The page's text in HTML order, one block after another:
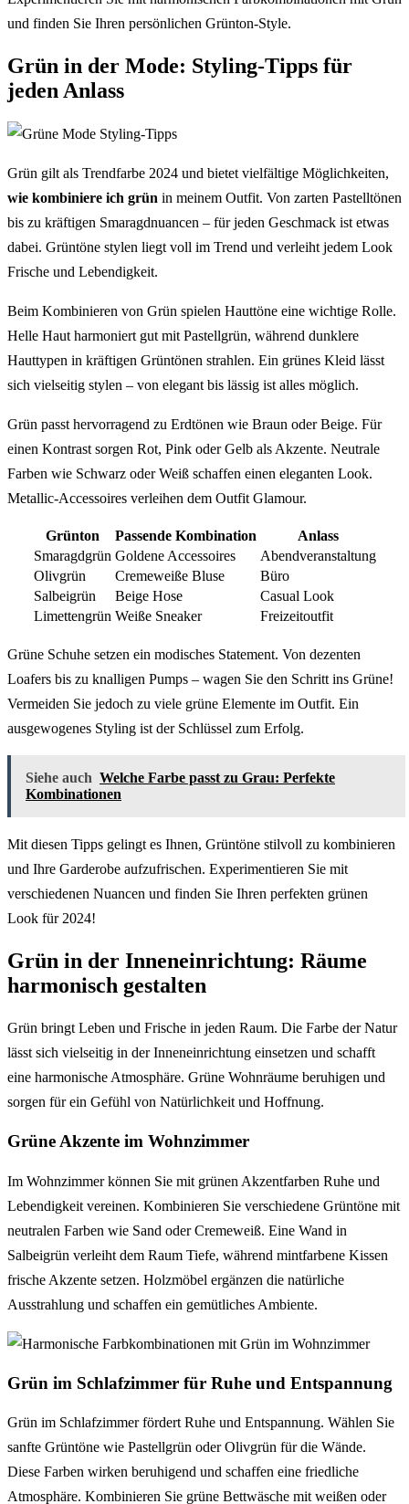
und finden Sie Ihren persönlichen Grünton-Style.
Grün in der Mode: Styling-Tipps für
jeden Anlass
Grün gilt als Trendfarbe 2024 und bietet vielfältige Möglichkeiten,
wie kombiniere ich grün in meinem Outfit. Von zarten Pastelltönen
bis zu kräftigen Smaragdnuancen – für jeden Geschmack ist etwas
dabei. Grüntöne stylen liegt voll im Trend und verleiht jedem Look
Frische und Lebendigkeit.
Beim Kombinieren von Grün spielen Hauttöne eine wichtige Rolle.
Helle Haut harmoniert gut mit Pastellgrün, während dunklere
Hauttypen in kräftigen Grüntönen strahlen. Ein grünes Kleid lässt
sich vielseitig stylen – von elegant bis lässig ist alles möglich.
Grün passt hervorragend zu Erdtönen wie Braun oder Beige. Für
einen Kontrast sorgen Rot, Pink oder Gelb als Akzente. Neutrale
Farben wie Schwarz oder Weiß schaffen einen eleganten Look.
Metallic-Accessoires verleihen dem Outfit Glamour.
Grünton Passende Kombination
Anlass
Smaragdgrün Goldene Accessoires
Abendveranstaltung
Olivgrün
Cremeweiße Bluse
Büro
Salbeigrün
Beige Hose
Casual Look
Limettengrün Weiße Sneaker Freizeitoutfit
Grüne Schuhe setzen ein modisches Statement. Von dezenten
Loafers bis zu knalligen Pumps – wagen Sie den Schritt ins Grüne!
Vermeiden Sie jedoch zu viele grüne Elemente im Outfit. Ein
ausgewogenes Styling ist der Schlüssel zum Erfolg.
Siehe auch Welche Farbe passt zu Grau: Perfekte
Kombinationen
Mit diesen Tipps gelingt es Ihnen, Grüntöne stilvoll zu kombinieren
und Ihre Garderobe aufzufrischen. Experimentieren Sie mit
verschiedenen Nuancen und finden Sie Ihren perfekten grünen
Look für 2024!
Grün in der Inneneinrichtung: Räume
harmonisch gestalten
Grün bringt Leben und Frische in jeden Raum. Die Farbe der Natur
lässt sich vielseitig in der Inneneinrichtung einsetzen und schafft
eine harmonische Atmosphäre. Grüne Wohnräume beruhigen und
sorgen für ein Gefühl von Natürlichkeit und Hoffnung.
Grüne Akzente im Wohnzimmer
Im Wohnzimmer können Sie mit grünen Akzentfarben Ruhe und
Lebendigkeit vereinen. Kombinieren Sie verschiedene Grüntöne mit
neutralen Farben wie Sand oder Cremeweiß. Eine Wand in
Salbeigrün verleiht dem Raum Tiefe, während mintfarbene Kissen
frische Akzente setzen. Holzmöbel ergänzen die natürliche
Ausstrahlung und schaffen ein gemütliches Ambiente.
Grün im Schlafzimmer für Ruhe und Entspannung
Grün im Schlafzimmer fördert Ruhe und Entspannung. Wählen Sie
sanfte Grüntöne wie Pastellgrün oder Olivgrün für die Wände.
Diese Farben wirken beruhigend und schaffen eine friedliche
Atmosphäre. Kombinieren Sie grüne Bettwäsche mit weißen oder